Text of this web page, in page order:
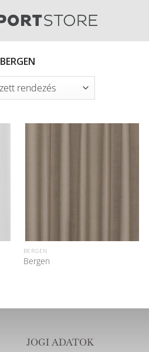
BERGEN
BERGEN
Bergen
JOGI ADATOK